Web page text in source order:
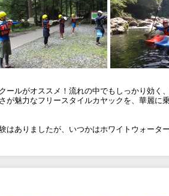
ールがオススメ！流れの中でもしっかり効
が魅力なフリースタイルカヤックを、華麗に
はありましたが、いつかはホワイトウォータ